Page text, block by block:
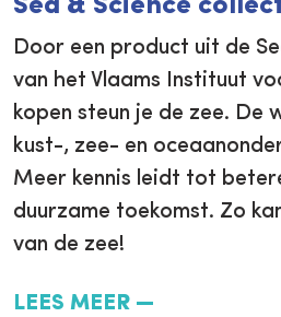
Sea & Science
Door een product uit de
van het Vlaams Instituut
kopen steun je de zee. De
kust-, zee- en
Meer kennis leidt tot
duurzame toekomst. Zo
van de zee!
LEES MEER